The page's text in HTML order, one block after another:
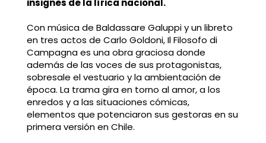
insignes de la lírica nacional.
Con música de Baldassare Galuppi y un libreto
en tres actos de Carlo Goldoni, Il Filosofo di
Campagna es una obra graciosa donde
además de las voces de sus protagonistas,
sobresale el vestuario y la ambientación de
época. La trama gira en torno al amor, a los
enredos y a las situaciones cómicas,
elementos que potenciaron sus gestoras en su
primera versión en Chile.